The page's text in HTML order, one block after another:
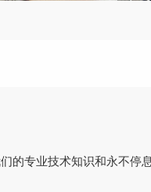
的专业技术知识和永不停